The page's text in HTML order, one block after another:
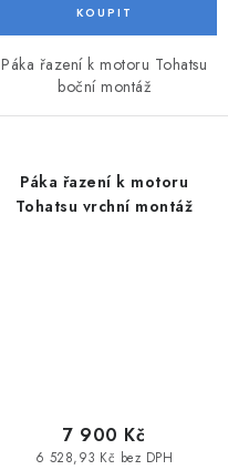
Páka řazení k motoru Tohatsu
boční montáž
Páka řazení k motoru
Tohatsu vrchní montáž
6 528,93 Kč bez DPH
7 900 Kč